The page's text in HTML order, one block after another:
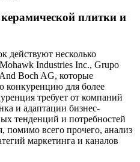
плитки и
действуют несколько
Industries Inc., Grupo
Boch AG, которые
конкуренцию для более
требует от компаний
и адаптации бизнес-
тенденций и потребностей
помимо всего прочего, анализ
маркетинга и каналов